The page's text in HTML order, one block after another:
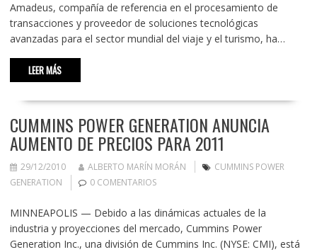
Amadeus, compañía de referencia en el procesamiento de
transacciones y proveedor de soluciones tecnológicas
avanzadas para el sector mundial del viaje y el turismo, ha…
LEER MÁS
CUMMINS POWER GENERATION ANUNCIA
AUMENTO DE PRECIOS PARA 2011
29/12/2010 ALBERTO MARÍN MORÁN
CUMMINS POWER
GENERATION
0 COMENTARIOS
MINNEAPOLIS — Debido a las dinámicas actuales de la
industria y proyecciones del mercado, Cummins Power
Generation Inc., una división de Cummins Inc. (NYSE: CMI), está